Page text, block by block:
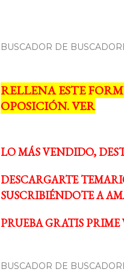
BUSCADOR DE
RELLENA ESTE
OPOSICIÓN. VER
LO MÁS VENDIDO,
DESCARGARTE
SUSCRIBIÉNDOTE A
PRUEBA GRATIS PRIME
BUSCADOR DE